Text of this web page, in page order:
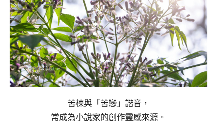
苦楝與「苦戀」諧音，
常成為小說家的創作靈感來源。